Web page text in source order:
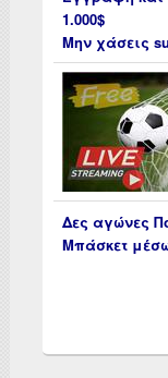
1.000$
Μην χάσεις
Δες αγώνες
Μπάσκετ